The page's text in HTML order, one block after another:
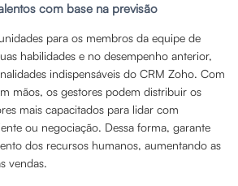
com base na previsão
para os membros da equipe de
habilidades e no desempenho anterior,
indispensáveis do CRM Zoho. Com
mãos, os gestores podem distribuir os
mais capacitados para lidar com
ou negociação. Dessa forma, garante
dos recursos humanos, aumentando as
vendas.